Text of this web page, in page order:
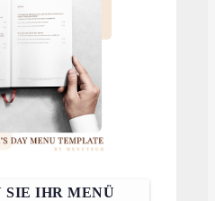
SIE IHR MENÜ